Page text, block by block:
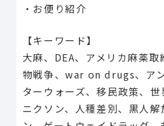
・お便り紹介
【キーワード】
大麻、DEA、アメリカ麻薬取
物戦争、war on drugs、ア
ターウォーズ、移民政策、世
ニクソン、人種差別、黒人